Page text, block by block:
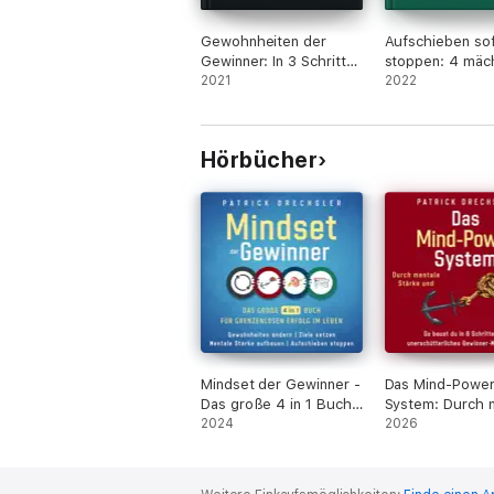
Gewohnheiten der
Gewinner: In 3 Schritten
zu mächtigen Erfolgs-
mehr Sport machen,
produktiver arbeiten
Beziehungen pflegen
2021
Aufschieben
stoppen: 4
Konzepte, um
ohne
du
endgültig
2022
Hörbücher
Mindset der Gewinner -
Das große 4 in 1 Buch
für grenzenlosen Erfolg
2024
Das Mind-
System: Durch
Stärke und
2026